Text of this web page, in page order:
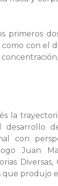
primeros
con el
la
desarrollo
con
Juan
Diversas,
que produjo